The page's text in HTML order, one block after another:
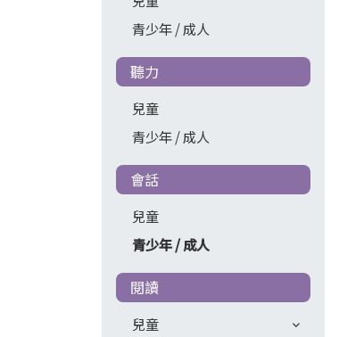
青少年 / 成人
聽力
兒童
青少年 / 成人
會話
兒童
青少年 / 成人
閱讀
兒童